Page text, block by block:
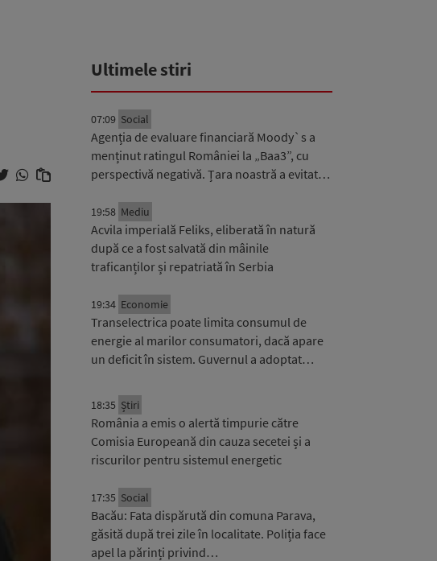
Ultimele stiri
07:09 Social
Agenția de evaluare financiară Moody`s a
menținut ratingul României la „Baa3”, cu
perspectivă negativă. Țara noastră a evitat…
19:58 Mediu
Acvila imperială Feliks, eliberată în natură
după ce a fost salvată din mâinile
traficanților și repatriată în Serbia
19:34 Economie
Transelectrica poate limita consumul de
energie al marilor consumatori, dacă apare
un deficit în sistem. Guvernul a adoptat…
18:35 Știri
România a emis o alertă timpurie către
Comisia Europeană din cauza secetei și a
riscurilor pentru sistemul energetic
17:35 Social
Bacău: Fata dispărută din comuna Parava,
găsită după trei zile în localitate. Poliția face
apel la părinți privind…